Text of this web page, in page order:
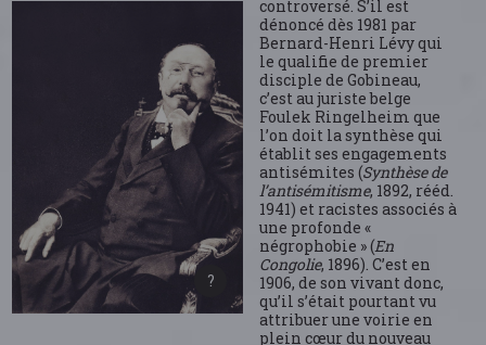
controversé. S’il est
dénoncé dès 1981 par
Bernard-Henri Lévy qui
le qualifie de premier
disciple de Gobineau,
c’est au juriste belge
Foulek Ringelheim que
l’on doit la synthèse qui
établit ses engagements
antisémites (Synthèse de
l’antisémitisme, 1892, rééd.
1941) et racistes associés à
une profonde «
négrophobie » (En
Congolie, 1896). C’est en
1906, de son vivant donc,
qu’il s’était pourtant vu
attribuer une voirie en
plein cœur du nouveau